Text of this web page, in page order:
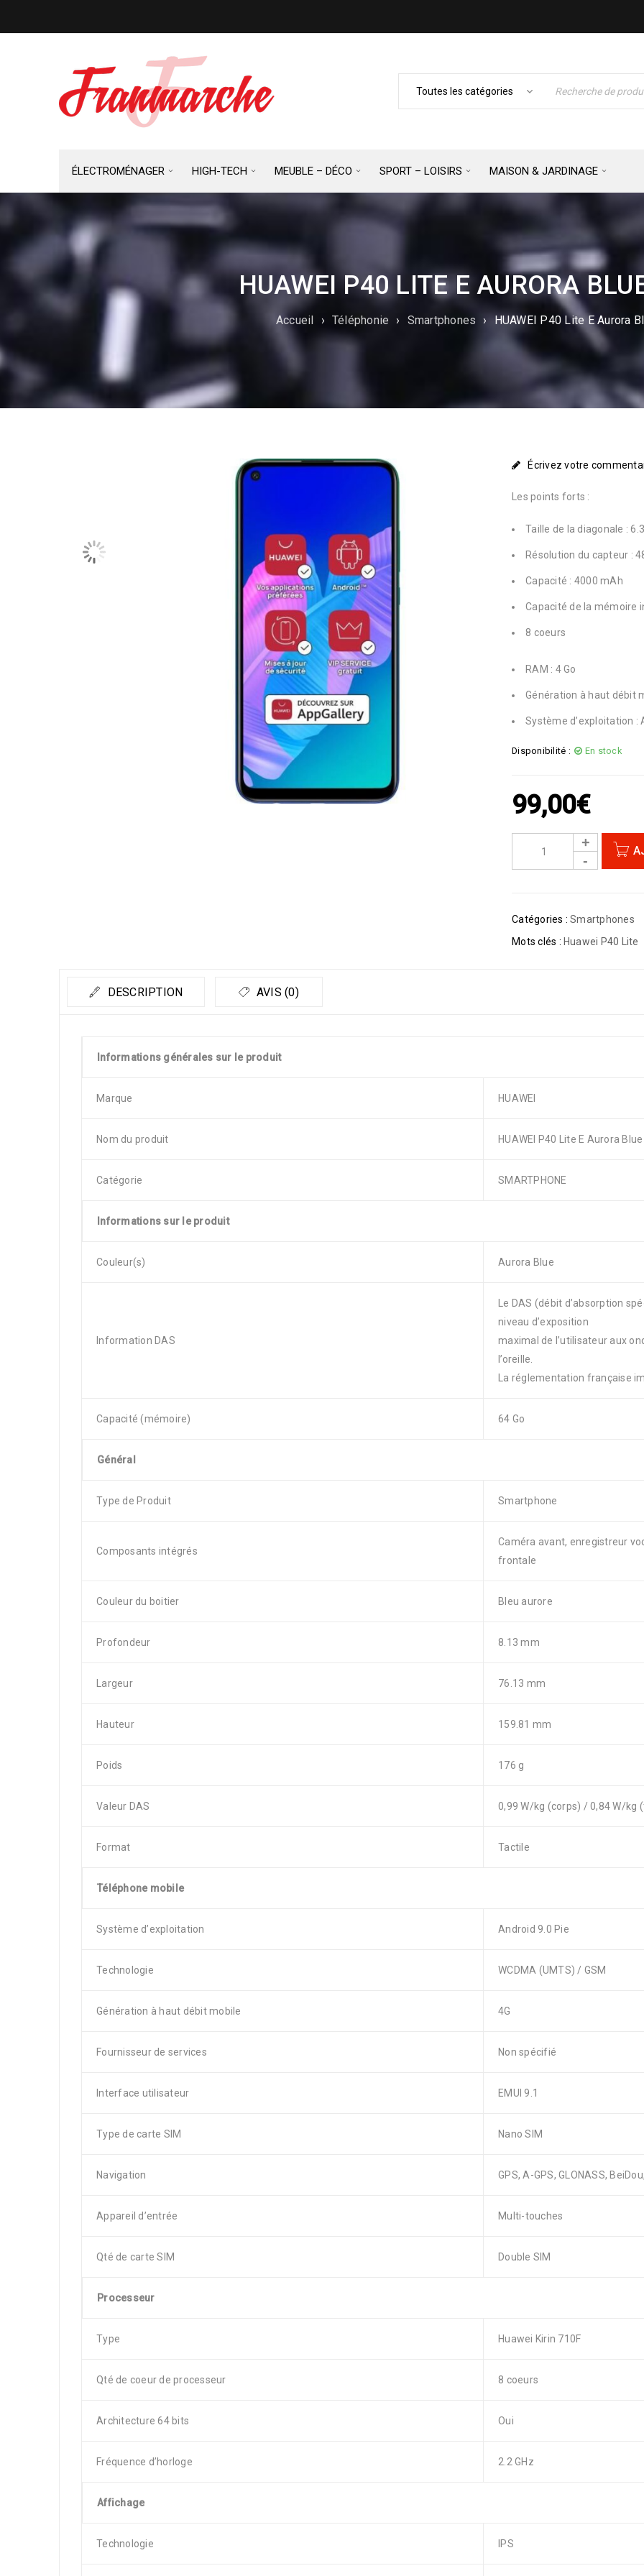
ÉLECTROMÉNAGER HIGH-TECH MEUBLE – DÉCO SPORT – LOISIRS MAISON & JARDINAGE
HUAWEI P40 LITE E AURORA
Accueil › Téléphonie › Smartphones › HUAWEI P40 Lite E Aurora
Écrivez votre
Les points forts :
Taille de la diagonale :
Résolution du capteur :
Capacité : 4000 mAh
Capacité de la mémoire
8 coeurs
RAM : 4 Go
Génération à haut débit
Système d’exploitation :
Disponibilité : En stock
99,00€
Catégories : Smartphones
Mots clés : Huawei P40 Lite
DESCRIPTION AVIS (0)
Informations générales sur le produit
Marque HUAWEI
Nom du produit HUAWEI P40 Lite E Aurora
Catégorie SMARTPHONE
Informations sur le produit
Couleur(s) Aurora Blue
Information DAS
Le DAS (débit d’absorption
niveau d’exposition
maximal de l’utilisateur aux
l’oreille.
La réglementation française
Capacité (mémoire) 64 Go
Général
Type de Produit Smartphone
Composants intégrés
Caméra avant, enregistreur
frontale
Couleur du boitier Bleu aurore
Profondeur 8.13 mm
Largeur 76.13 mm
Hauteur 159.81 mm
Poids 176 g
Valeur DAS 0,99 W/kg (corps) / 0,84 W/kg
Format Tactile
Téléphone mobile
Système d’exploitation Android 9.0 Pie
Technologie WCDMA (UMTS) / GSM
Génération à haut débit mobile 4G
Fournisseur de services Non spécifié
Interface utilisateur EMUI 9.1
Type de carte SIM Nano SIM
Navigation GPS, A-GPS, GLONASS,
Appareil d’entrée Multi-touches
Qté de carte SIM Double SIM
Processeur
Type Huawei Kirin 710F
Qté de coeur de processeur 8 coeurs
Architecture 64 bits Oui
Fréquence d’horloge 2.2 GHz
Affichage
Technologie IPS